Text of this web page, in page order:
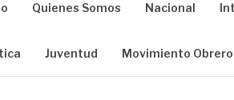
Quienes Somos Nacional
Juventud Movimiento Obrero